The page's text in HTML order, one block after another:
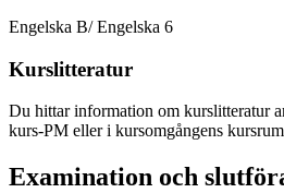
Engelska B/ Engelska 6
Kurslitteratur
Du hittar information om kurslitteratur
kurs-PM eller i kursomgångens
Examination och